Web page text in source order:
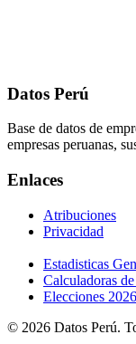
Datos Perú
Base de datos de
empresas peruanas,
Enlaces
Atribuciones
Privacidad
Estadisticas
Calculadoras
Elecciones 2026
© 2026 Datos Perú.